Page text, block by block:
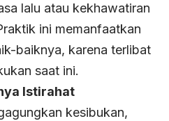
lalu atau kekhawatiran
ini memanfaatkan
baiknya, karena terlibat
saat ini.
Istirahat
kesibukan,